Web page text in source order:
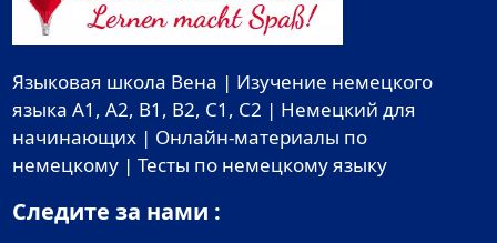
Языковая школа Вена | Изучение немецкого
языка A1, A2, B1, B2, C1, C2 | Немецкий для
начинающих | Онлайн-материалы по
немецкому | Тесты по немецкому языку
Следите за нами :